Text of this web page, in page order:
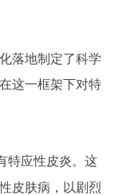
落地制定了科学
这一框架下对特
特应性皮炎。这
皮肤病，以剧烈